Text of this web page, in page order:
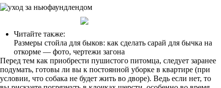
Читайте также:
Размеры стойла для быков: как сделать сарай для бычка на
откорме — фото, чертежи загона
Перед тем как приобрести пушистого питомца, следует заранее
подумать, готовы ли вы к постоянной уборке в квартире (при
условии, что собака не будет жить во дворе). Ведь если нет, то